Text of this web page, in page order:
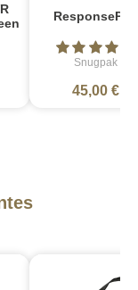
ResponsePak
Snugpak
45,00 €